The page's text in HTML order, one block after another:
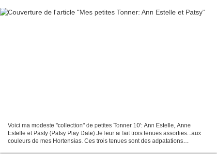
Voici ma modeste "collection" de petites Tonner 10': Ann Estelle, Anne
Estelle et Pasty (Patsy Play Date) Je leur ai fait trois tenues assorties...aux
couleurs de mes Hortensias. Ces trois tenues sont des adpatations